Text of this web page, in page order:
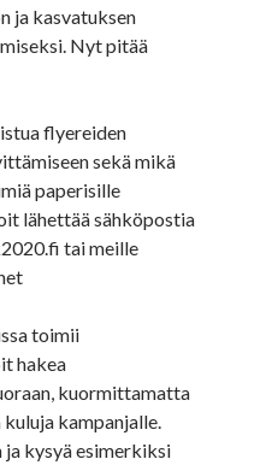
ja kasvatuksen
Nyt pitää
flyereiden
sekä mikä
paperisille
lähettää sähköpostia
tai meille
toimii
hakea
kuormittamatta
kampanjalle.
kysyä esimerkiksi